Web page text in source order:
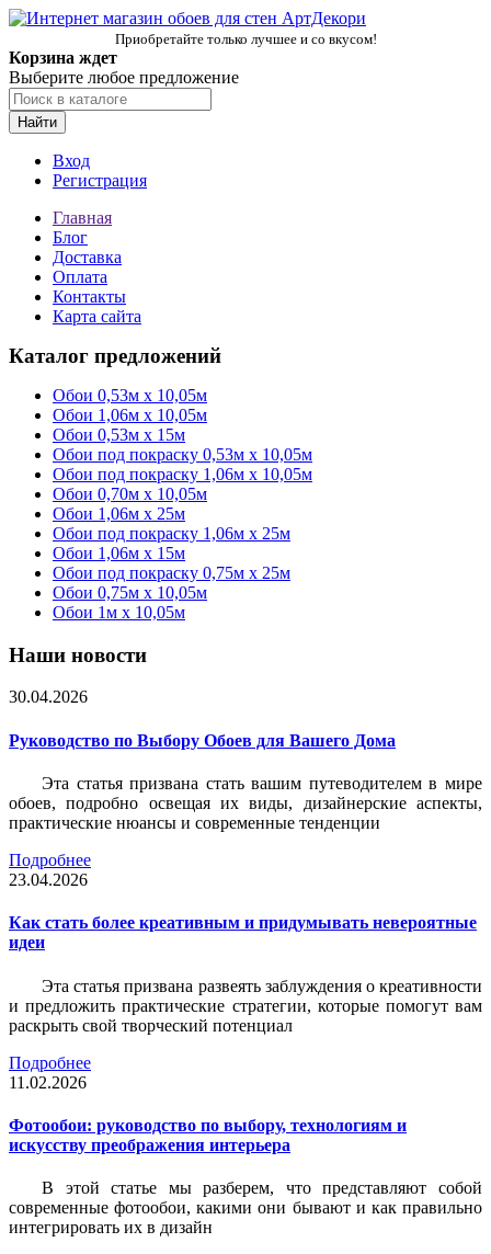
Приобретайте только лучшее и со вкусом!
Корзина ждет
Выберите любое предложение
Найти
Вход
Регистрация
Главная
Блог
Доставка
Оплата
Контакты
Карта сайта
Каталог предложений
Обои 0,53м x 10,05м
Обои 1,06м х 10,05м
Обои 0,53м x 15м
Обои под покраску 0,53м x 10,05м
Обои под покраску 1,06м х 10,05м
Обои 0,70м x 10,05м
Обои 1,06м x 25м
Обои под покраску 1,06м x 25м
Обои 1,06м x 15м
Обои под покраску 0,75м x 25м
Обои 0,75м x 10,05м
Обои 1м х 10,05м
Наши новости
30.04.2026
Руководство по Выбору Обоев для Вашего Дома
Эта статья призвана стать вашим путеводителем в мире
обоев, подробно освещая их виды, дизайнерские аспекты,
практические нюансы и современные тенденции
Подробнее
23.04.2026
Как стать более креативным и придумывать невероятные
идеи
Эта статья призвана развеять заблуждения о креативности
и предложить практические стратегии, которые помогут вам
раскрыть свой творческий потенциал
Подробнее
11.02.2026
Фотообои: руководство по выбору, технологиям и
искусству преображения интерьера
В этой статье мы разберем, что представляют собой
современные фотообои, какими они бывают и как правильно
интегрировать их в дизайн